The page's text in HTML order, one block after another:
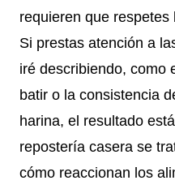
requieren que
Si prestas atención a
iré describiendo, como
batir o la consistencia
harina, el resultado
repostería casera se
cómo reaccionan los